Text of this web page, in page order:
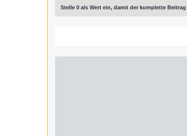
Stelle 0 als Wert ein, damit der komplette